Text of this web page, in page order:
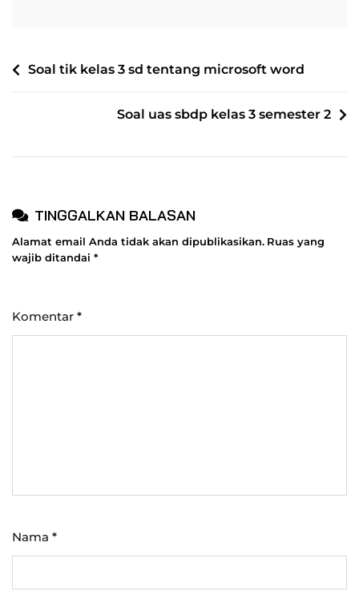
NAVIGASI
Soal tik kelas 3 sd tentang microsoft word
Soal uas sbdp kelas 3 semester 2
TINGGALKAN BALASAN
Alamat email Anda tidak akan dipublikasikan. Ruas yang
wajib ditandai *
Komentar *
Nama *